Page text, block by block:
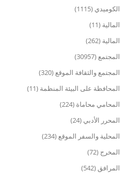
الكوميدي (1115)
المالية (11)
المالية (262)
المجتمع (30957)
المجتمع والثقافة الموقع (320)
المحافظة على البيئة المنظمة (11)
المحامي محاماة (224)
المحرر الأدبي (24)
المحلية والسفر الموقع (234)
المخرج (72)
المرافق (542)